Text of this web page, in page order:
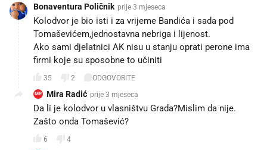
Bonaventura Poličnik prije 3 mjeseca
Kolodvor je bio isti i za vrijeme Bandića i sada pod
Tomaševićem,jednostavna nebriga i lijenost.
Ako sami djelatnici AK nisu u stanju oprati perone ima
firmi koje su sposobne to učiniti
35 2 ODGOVORITE
MR Mira Radić prije 3 mjeseca
Da li je kolodvor u vlasništvu Grada?Mislim da nije.
Zašto onda Tomašević?
6 4